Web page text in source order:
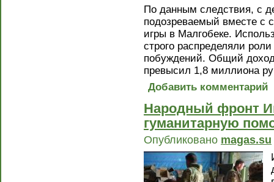
По данным следствия, с
подозреваемый вместе с
игры в Малгобеке.
строго распределяли
побуждений. Общий доход
превысил 1,8 миллиона
Добавить комментарий
Народный фронт
гуманитарную
Опубликовано magas.su